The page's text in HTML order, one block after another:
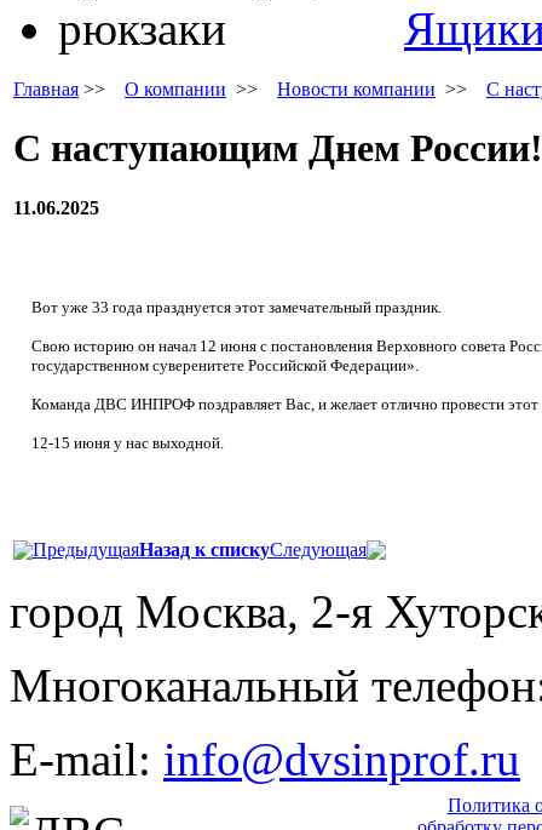
Главная >> О компании >> Новости компании >> С
С наступающим Днем России!
11.06.2025
Вот уже 33 года празднуется этот замечательный праздник.
Свою историю он начал 12 июня с постановления Верховного совета
государственном суверенитете Российской Федерации».
Команда ДВС ИНПРОФ поздравляет Вас, и желает отлично провести этот
12-15 июня у нас выходной.
ПредыдущаяНазад к спискуСледующая
город Москва, 2-я
Многоканальный
E-mail: info@dvsinprof.ru
Политика